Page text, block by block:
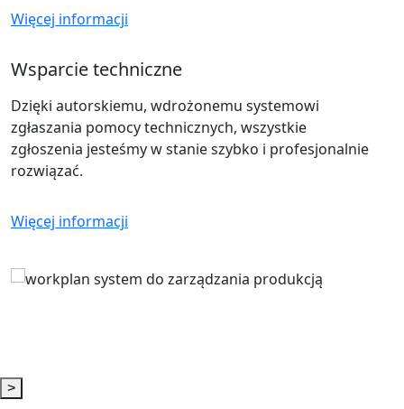
Więcej informacji
Wsparcie techniczne
Dzięki autorskiemu, wdrożonemu systemowi
zgłaszania pomocy technicznych, wszystkie
zgłoszenia jesteśmy w stanie szybko i profesjonalnie
rozwiązać.
Więcej informacji
Posiadamy dedykowane, łatwe u użyciu, narzędzia do
szacowania, wyceny, harmonogramowania,
rejestracji czasu pracy, śledzenia rzeczywistych
narzędzi, zespołów, podzespołów zamawianych,
sprzętu, podwykonawstwa i produkcji małoseryjnej.
Więcej informacji
>